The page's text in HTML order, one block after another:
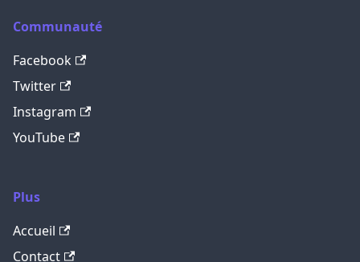
Communauté
Facebook
Twitter
Instagram
YouTube
Plus
Accueil
Contact